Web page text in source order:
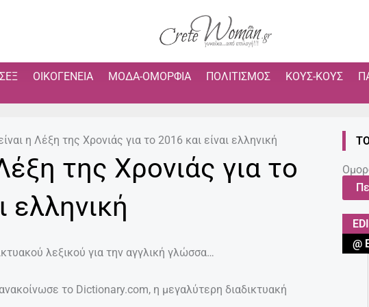
ΟΙΚΟΓΈΝΕΙΑ ΜΌΔΑ-ΟΜΟΡΦΙΆ ΠΟΛΙΤΙΣΜΌΣ ΚΟΥΣ-ΚΟΥΣ
η Λέξη της Χρονιάς για το 2016 και είναι ελληνική
της Χρονιάς για το
ελληνική
λεξικού για την αγγλική γλώσσα…
το Dictionary.com, η μεγαλύτερη διαδικτυακή
@